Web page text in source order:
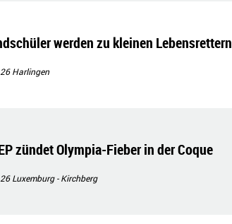
werden zu kleinen Lebensrettern
Harlingen
zündet Olympia-Fieber in der Coque
Luxemburg - Kirchberg